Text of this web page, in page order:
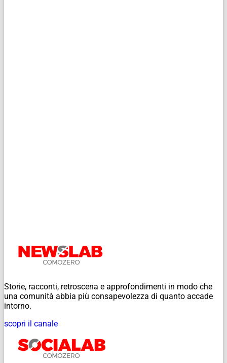
Storie, racconti, retroscena e approfondimenti in modo che
una comunità abbia più consapevolezza di quanto accade
intorno.
scopri il canale